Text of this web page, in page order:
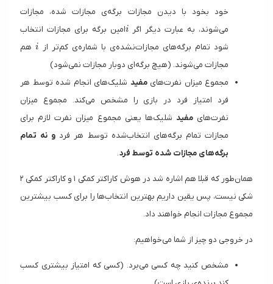
خود بخود با دیدن مجازات برگه‌ی مجازات شده، مجازات
می‌شوند، به عبارت دیگر اگر i
iامین برگه برای مجازات انتخاب
شود تمام برگه‌های مجازات‌نشده‌ی با شما‌ره‌ی کم‌تر از
i هم
مجازات می‌شوند. (هیچ برگه‌ای دوبار مجازات نمی‌شود)
مجموع میزان‌ نفرت‌هایمفید شلیک‌های انجام شده توسط هر
فرد امتیاز فرد در بازی را مشخص می‌کند. مجموع‌ میزان
نفرت‌هایمفید شلیک‌ها یعنی مجموع میزان نفرت لازم برای
مجازات تمام برگه‌های انتخاب‌شده توسط هر فرد و نه تمام
برگه‌های مجازات شده توسط فرد.
همان‌طور که قبلا هم اشاره شد در هوش کاراکتر کمکی ۱ و کاراکتر کمکی ۲
شکی نیست، پس یقین داریم بهترین انتخاب‌ها را برای کسب بیشترین
مجموع مجازات انجام خواهند داد.
در خروجی دو چیز از شما می‌خواهیم:
مشخص کنید چه کسی می‌برد. (کسی که امتیاز بیشتری کسب